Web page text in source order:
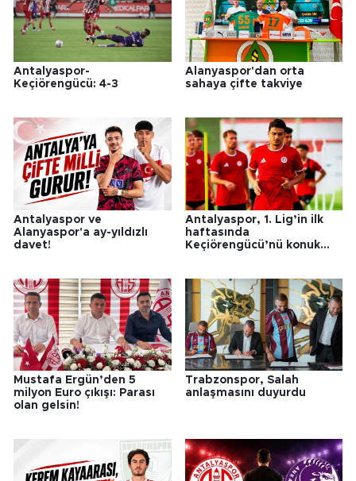
Antalyaspor-
Keçiörengücü: 4-3
Alanyaspor'dan orta
sahaya çifte takviye
Antalyaspor ve
Alanyaspor'a ay-yıldızlı
davet!
Antalyaspor, 1. Lig’in ilk
haftasında
Keçiörengücü’nü konuk
Mustafa Ergün’den 5
milyon Euro çıkışı: Parası
olan gelsin!
Trabzonspor, Salah
anlaşmasını duyurdu